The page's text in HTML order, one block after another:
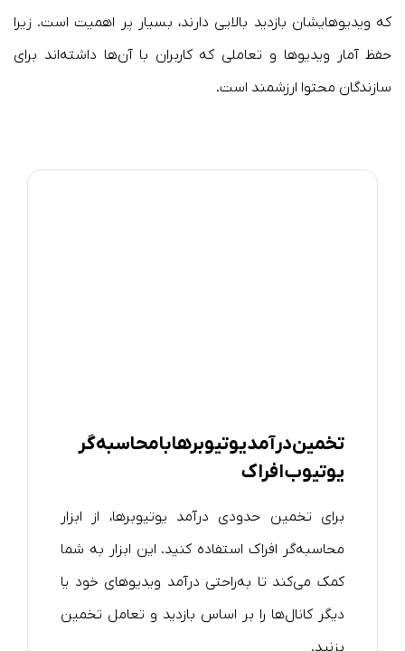
که ویدیوهایشان بازدید بالایی دارند، بسیار پر اهمیت است. زیرا
حفظ آمار ویدیوها و تعاملی که کاربران با آن‌ها داشته‌اند برای
سازندگان محتوا ارزشمند است.
تخمین درآمد یوتیوبرها با محاسبه گر
یوتیوب افراک
برای تخمین حدودی درآمد یوتیوبرها، از ابزار
محاسبه‌گر افراک استفاده کنید. این ابزار به شما
کمک می‌کند تا به‌راحتی درآمد ویدیوهای خود یا
دیگر کانال‌ها را بر اساس بازدید و تعامل تخمین
بزنید.